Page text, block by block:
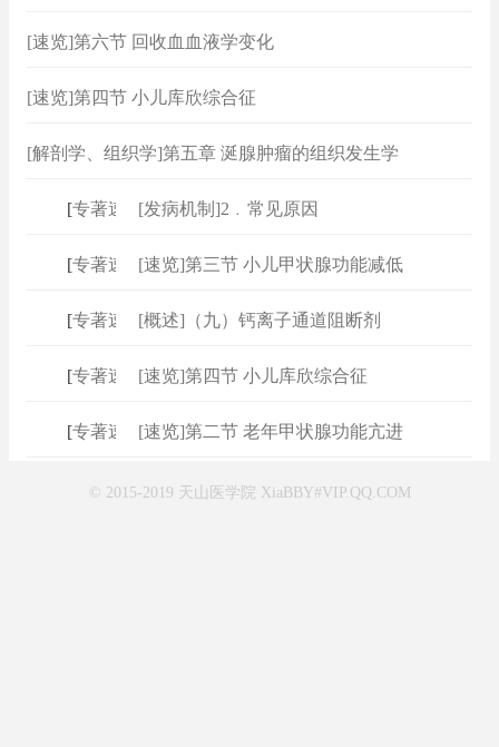
[速览]第六节 回收血血液学变化
[速览]第四节 小儿库欣综合征
[解剖学、组织学]第五章 涎腺肿瘤的组织发生学
专著速查 ][发病机制]2﹒常见原因
专著速查 ][速览]第三节 小儿甲状腺功能减低
专著速查 ][概述]（九）钙离子通道阻断剂
专著速查 ][速览]第四节 小儿库欣综合征
专著速查 ][速览]第二节 老年甲状腺功能亢进
© 2015-2019 天山医学院 XiaBBY#VIP.QQ.COM